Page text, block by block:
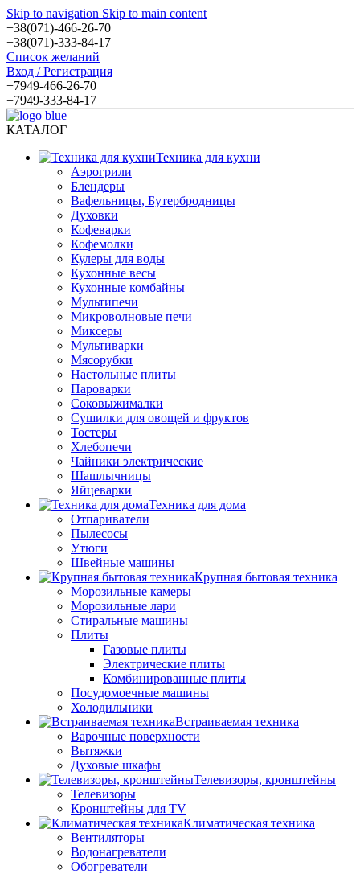
Skip to navigation Skip to main content
+38(071)-466-26-70
+38(071)-333-84-17
Список желаний
Вход / Регистрация
+7949-466-26-70
+7949-333-84-17
КАТАЛОГ
Техника для кухни
Аэрогрили
Блендеры
Вафельницы, Бутербродницы
Духовки
Кофеварки
Кофемолки
Кулеры для воды
Кухонные весы
Кухонные комбайны
Мультипечи
Микроволновые печи
Миксеры
Мультиварки
Мясорубки
Настольные плиты
Пароварки
Соковыжималки
Сушилки для овощей и фруктов
Тостеры
Хлебопечи
Чайники электрические
Шашлычницы
Яйцеварки
Техника для дома
Отпариватели
Пылесосы
Утюги
Швейные машины
Крупная бытовая техника
Морозильные камеры
Морозильные лари
Стиральные машины
Плиты
Газовые плиты
Электрические плиты
Комбинированные плиты
Посудомоечные машины
Холодильники
Встраиваемая техника
Варочные поверхности
Вытяжки
Духовые шкафы
Телевизоры, кронштейны
Телевизоры
Кронштейны для TV
Климатическая техника
Вентиляторы
Водонагреватели
Обогреватели